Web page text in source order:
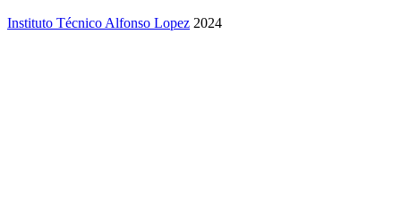
Instituto Técnico Alfonso Lopez 2024